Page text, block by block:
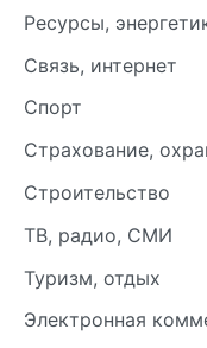
Ресурсы,
Связь, интернет
Спорт
Страхование,
Строительство
ТВ, радио, СМИ
Туризм, отдых
Электронная